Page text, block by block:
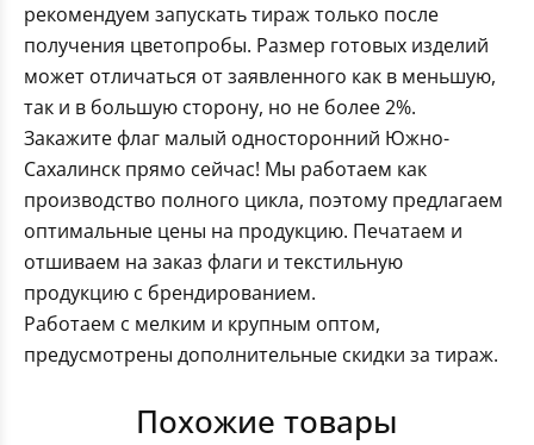
рекомендуем запускать тираж только после
получения цветопробы. Размер готовых изделий
может отличаться от заявленного как в меньшую,
так и в большую сторону, но не более 2%.
Закажите флаг малый односторонний Южно-
Сахалинск прямо сейчас! Мы работаем как
производство полного цикла, поэтому предлагаем
оптимальные цены на продукцию. Печатаем и
отшиваем на заказ флаги и текстильную
продукцию с брендированием.
Работаем с мелким и крупным оптом,
предусмотрены дополнительные скидки за тираж.
Похожие товары